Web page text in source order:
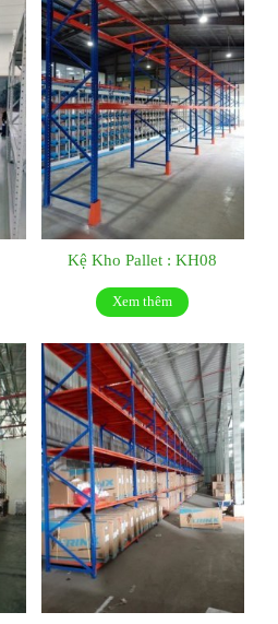
Kệ Kho Pallet : KH08
Xem thêm